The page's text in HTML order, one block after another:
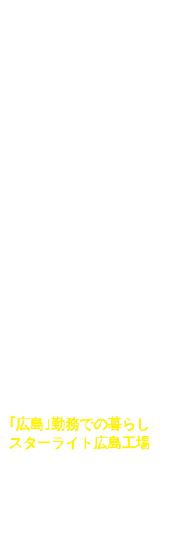
｢広島｣勤務での暮らし
スターライト広島工場